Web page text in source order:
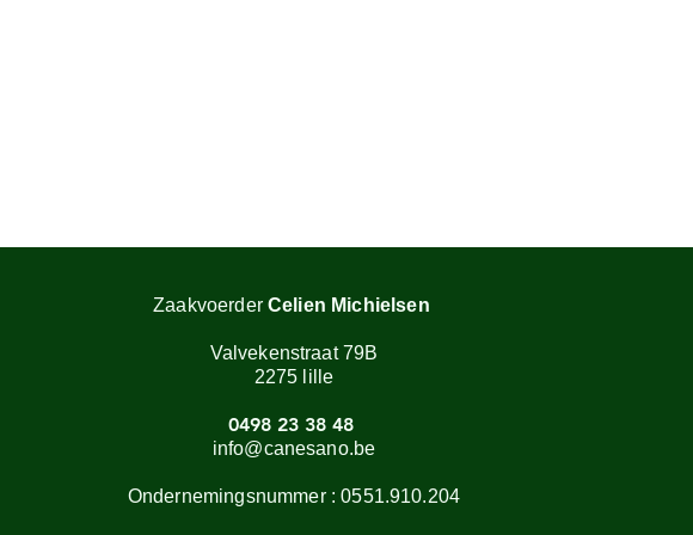
ZaakvoerderCelien Michielsen
Valvekenstraat 79B
2275 lille
0498 23 38 48
info@canesano.be
Ondernemingsnummer :0551.910.204